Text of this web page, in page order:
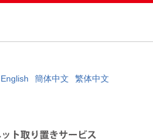
English 簡体中文 繁体中文